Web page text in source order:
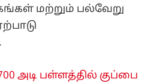
மற்றும் பல்வேறு
அடி பள்ளத்தில் குப்பை